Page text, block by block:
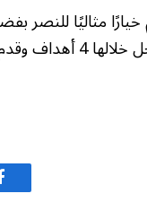
الفريق سجل